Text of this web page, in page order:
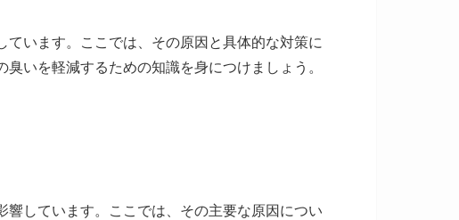
います。ここでは、その原因と具体的な対策に
いを軽減するための知識を身につけましょう。
しています。ここでは、その主要な原因につい